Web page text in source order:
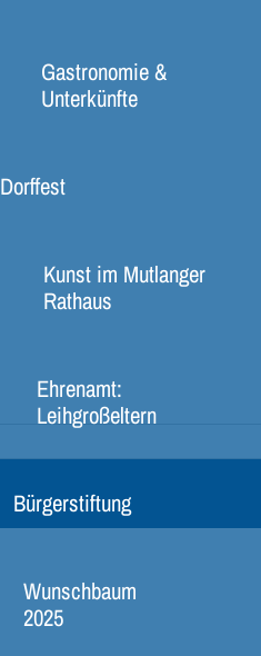
Gastronomie &
Unterkünfte
Dorffest
Kunst im Mutlanger
Rathaus
Ehrenamt:
Leihgroßeltern
Bürgerstiftung
Wunschbaum
2025